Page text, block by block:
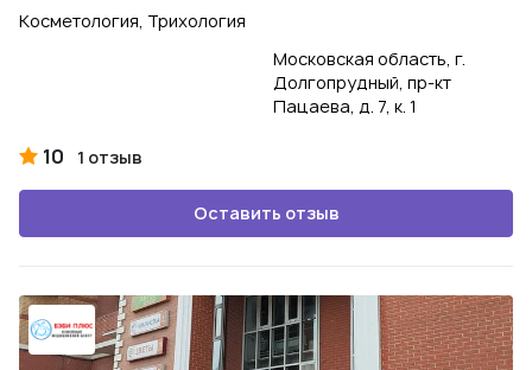
Косметология, Трихология
Московская область, г.
Долгопрудный, пр-кт
Пацаева, д. 7, к. 1
10 1 отзыв
Оставить отзыв